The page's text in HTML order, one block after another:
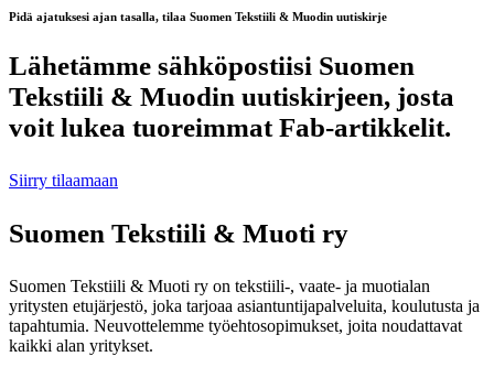
Pidä ajatuksesi ajan tasalla, tilaa Suomen Tekstiili & Muodin uutiskirje
Lähetämme sähköpostiisi Suomen
Tekstiili & Muodin uutiskirjeen, josta
voit lukea tuoreimmat Fab-artikkelit.
Siirry tilaamaan
Suomen Tekstiili & Muoti ry
Suomen Tekstiili & Muoti ry on tekstiili-, vaate- ja muotialan
yritysten etujärjestö, joka tarjoaa asiantuntijapalveluita, koulutusta ja
tapahtumia. Neuvottelemme työehtosopimukset, joita noudattavat
kaikki alan yritykset.